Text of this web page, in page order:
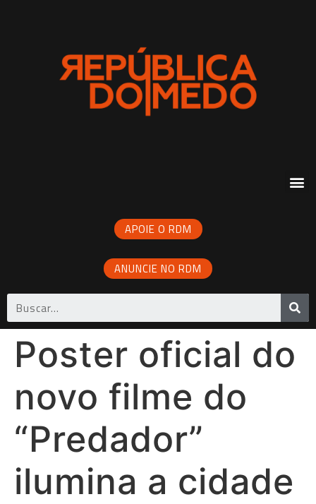
APOIE O RDM
ANUNCIE NO RDM
Poster oficial do
novo filme do
“Predador”
ilumina a cidade